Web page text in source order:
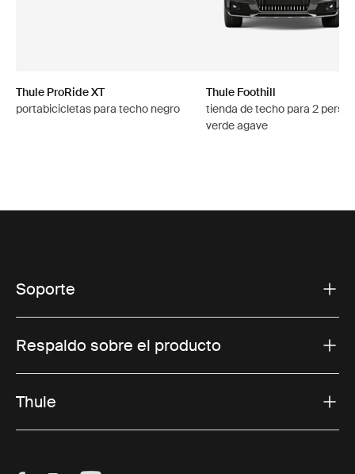
Thule ProRide XT
portabicicletas para techo negro
Thule Foothill
tienda de techo para 2
verde agave
Soporte
Respaldo sobre el producto
Thule